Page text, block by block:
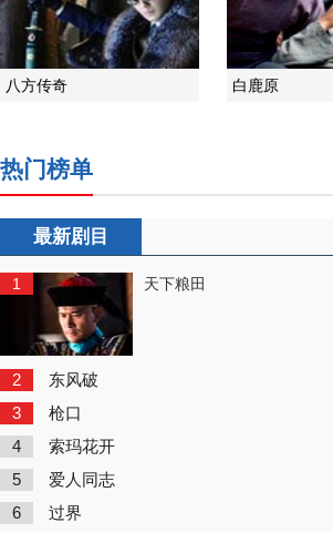
八方传奇 白鹿原
热门榜单
最新剧目
1 天下粮田
2 东风破
3 枪口
4 索玛花开
5 爱人同志
6 过界